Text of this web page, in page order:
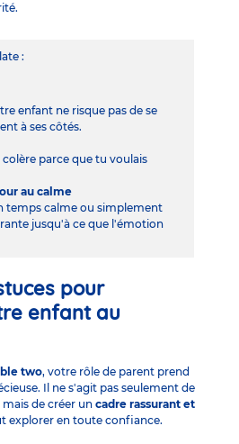
:
enfant ne risque pas de se
à ses côtés.
colère parce que tu voulais
au calme
temps calme ou simplement
jusqu'à ce que l'émotion
pour
enfant au
two, votre rôle de parent prend
Il ne s'agit pas seulement de
de créer un cadre rassurant et
explorer en toute confiance.